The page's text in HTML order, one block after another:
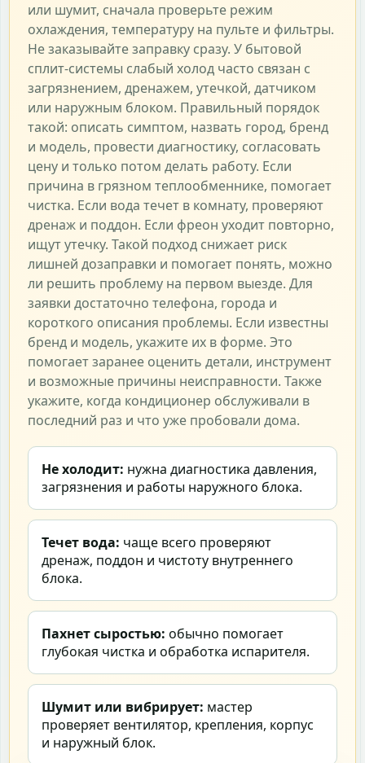
или шумит, сначала проверьте режим
охлаждения, температуру на пульте и фильтры.
Не заказывайте заправку сразу. У бытовой
сплит-системы слабый холод часто связан с
загрязнением, дренажем, утечкой, датчиком
или наружным блоком. Правильный порядок
такой: описать симптом, назвать город, бренд
и модель, провести диагностику, согласовать
цену и только потом делать работу. Если
причина в грязном теплообменнике, помогает
чистка. Если вода течет в комнату, проверяют
дренаж и поддон. Если фреон уходит повторно,
ищут утечку. Такой подход снижает риск
лишней дозаправки и помогает понять, можно
ли решить проблему на первом выезде. Для
заявки достаточно телефона, города и
короткого описания проблемы. Если известны
бренд и модель, укажите их в форме. Это
помогает заранее оценить детали, инструмент
и возможные причины неисправности. Также
укажите, когда кондиционер обслуживали в
последний раз и что уже пробовали дома.
Не холодит: нужна диагностика давления,
загрязнения и работы наружного блока.
Течет вода: чаще всего проверяют
дренаж, поддон и чистоту внутреннего
блока.
Пахнет сыростью: обычно помогает
глубокая чистка и обработка испарителя.
Шумит или вибрирует: мастер
проверяет вентилятор, крепления, корпус
и наружный блок.